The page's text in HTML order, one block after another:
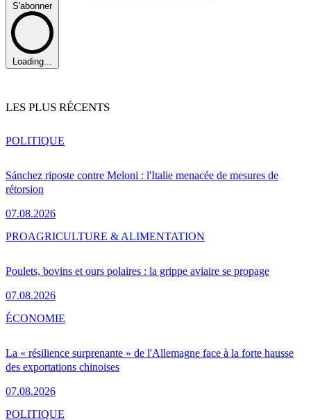
S'abonner
Loading...
LES PLUS RÉCENTS
Sánchez riposte contre Meloni : l'Italie menacée de mesures de
rétorsion
07.08.2026
POLITIQUE
Poulets, bovins et ours polaires : la grippe aviaire se propage
07.08.2026
PROAGRICULTURE & ALIMENTATION
La « résilience surprenante » de l'Allemagne face à la forte hausse
des exportations chinoises
07.08.2026
ÉCONOMIE
POLITIQUE